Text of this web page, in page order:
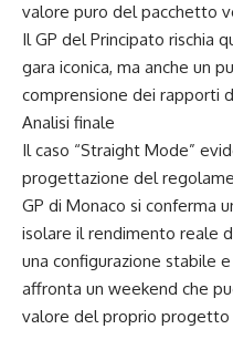
valore puro del pacchetto
Il GP del Principato rischia
gara iconica, ma anche un
comprensione dei rapporti
Analisi finale
Il caso “Straight Mode”
progettazione del
GP di Monaco si conferma
isolare il rendimento reale
una configurazione stabile
affronta un weekend che
valore del proprio